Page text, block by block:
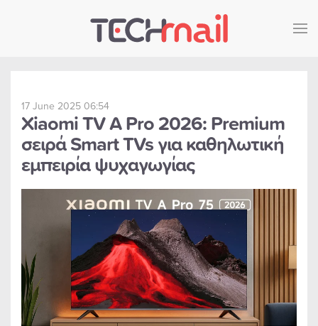
Skip to main content
17 June 2025 06:54
Xiaomi TV A Pro 2026: Premium
σειρά Smart TVs για καθηλωτική
εμπειρία ψυχαγωγίας